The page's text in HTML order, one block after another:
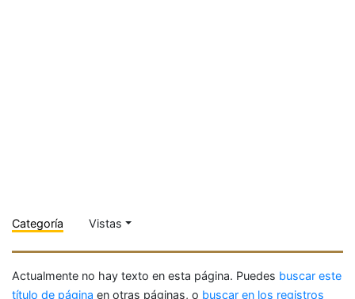
Categoría Vistas
Actualmente no hay texto en esta página. Puedes buscar este
título de página en otras páginas, o buscar en los registros